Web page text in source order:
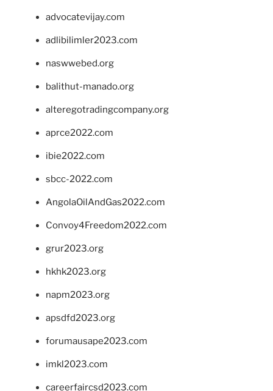
advocatevijay.com
adlibilimler2023.com
naswwebed.org
balithut-manado.org
alteregotradingcompany.org
aprce2022.com
ibie2022.com
sbcc-2022.com
AngolaOilAndGas2022.com
Convoy4Freedom2022.com
grur2023.org
hkhk2023.org
napm2023.org
apsdfd2023.org
forumausape2023.com
imkl2023.com
careerfaircsd2023.com